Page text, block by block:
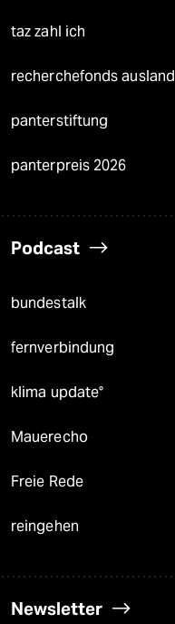
taz zahl ich
recherchefonds ausland
panterstiftung
panterpreis 2026
Podcast
bundestalk
fernverbindung
klima update°
Mauerecho
Freie Rede
reingehen
Newsletter